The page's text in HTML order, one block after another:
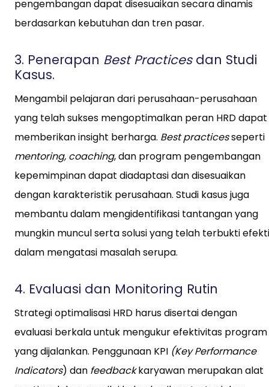
pengembangan dapat disesuaikan secara dinamis
berdasarkan kebutuhan dan tren pasar.
3. Penerapan Best Practices dan Studi
Kasus.
Mengambil pelajaran dari perusahaan-perusahaan
yang telah sukses mengoptimalkan peran HRD dapat
memberikan insight berharga. Best practicesseperti
mentoring, coaching, dan program pengembangan
kepemimpinan dapat diadaptasi dan disesuaikan
dengan karakteristik perusahaan. Studi kasus juga
membantu dalam mengidentifikasi tantangan yang
mungkin muncul serta solusi yang telah terbukti
dalam mengatasi masalah serupa.
4. Evaluasi dan Monitoring Rutin
Strategi optimalisasi HRD harus disertai dengan
evaluasi berkala untuk mengukur efektivitas program
yang dijalankan. Penggunaan KPI (Key Performance
Indicators) dan feedbackkaryawan merupakan alat